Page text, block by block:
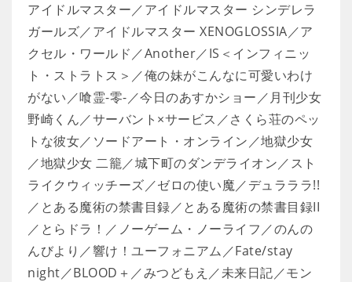
アイドルマスター／アイドルマスター シンデレラ
ガールズ／アイドルマスター XENOGLOSSIA／ア
クセル・ワールド／Another／IS＜インフィニッ
ト・ストラトス＞／俺の妹がこんなに可愛いわけ
がない／喰霊-零-／今日のあすかショー／月刊少女
野崎くん／サーバント×サービス／さくら荘のペッ
トな彼女／ソードアート・オンライン／地獄少女
／地獄少女 二籠／城下町のダンデライオン／スト
ライクウィッチーズ／ゼロの使い魔／デュラララ!!
／とある魔術の禁書目録／とある魔術の禁書目録II
／とらドラ！／ノーゲーム・ノーライフ／のんの
んびより／響け！ユーフォニアム／Fate/stay
night／BLOOD＋／みつどもえ／未来日記／モン